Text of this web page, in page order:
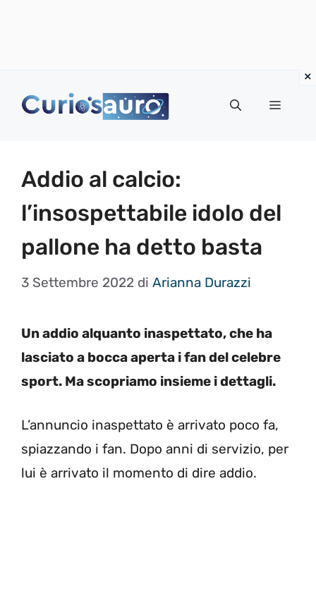
Menu
Addio al calcio:
l’insospettabile idolo del
pallone ha detto basta
3 Settembre 2022 di Arianna Durazzi
Un addio alquanto inaspettato, che ha
lasciato a bocca aperta i fan del celebre
sport. Ma scopriamo insieme i dettagli.
L’annuncio inaspettato è arrivato poco fa,
spiazzando i fan. Dopo anni di servizio, per
lui è arrivato il momento di dire addio.